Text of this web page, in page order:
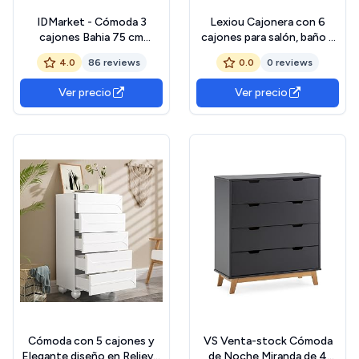
IDMarket - Cómoda 3
cajones Bahia 75 cm
escandinavo
4.0 86 reviews
Ver precio
Lexiou Cajonera con 6
cajones para salón, baño y
dormitorio, diseño de
ondas lacado, resistente a
los golpes, 6
compartimentos
0.0 0 reviews
Ver precio
Cómoda con 5 cajones y
Elegante diseño en Relieve,
VS Venta-stock Cómoda
de Noche Miranda de 4